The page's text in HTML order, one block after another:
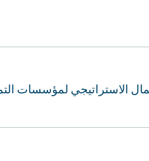
الاستراتيجي لمؤسسات